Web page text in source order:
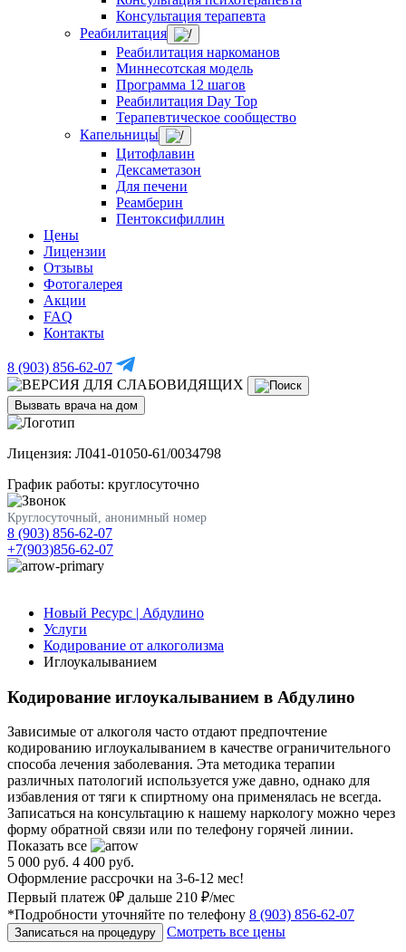
Консультация терапевта
Реабилитация
Реабилитация наркоманов
Миннесотская модель
Программа 12 шагов
Реабилитация Day Top
Терапевтическое сообщество
Капельницы
Цитофлавин
Дексаметазон
Для печени
Реамберин
Пентоксифиллин
Цены
Лицензии
Отзывы
Фотогалерея
Акции
FAQ
Контакты
8 (903) 856-62-07
Вызвать врача на дом
Лицензия: Л041-01050-61/0034798
График работы: круглосуточно
Круглосуточный, анонимный номер
8 (903) 856-62-07
+7(903)856-62-07
Новый Ресурс | Абдулино
Услуги
Кодирование от алкоголизма
Иглоукалыванием
Кодирование иглоукалыванием в Абдулино
Зависимые от алкоголя часто отдают предпочтение
кодированию иглоукалыванием в качестве ограничительного
способа лечения заболевания. Эта методика терапии
различных патологий используется уже давно, однако для
избавления от тяги к спиртному она применялась не всегда.
Записаться на консультацию к нашему наркологу можно через
форму обратной связи или по телефону горячей линии.
Показать все
5 000 руб. 4 400 руб.
Оформление рассрочки на 3-6-12 мес!
Первый платеж 0₽ дальше 210 ₽/мес
*Подробности уточняйте по телефону 8 (903) 856-62-07
Записаться на процедуру Смотреть все цены